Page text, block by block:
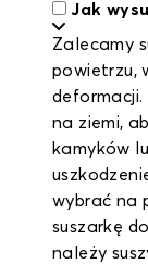
Jak
Zalecamy
powietrzu,
deformacji.
na ziemi,
kamyków
wybrać na
suszarkę
należy